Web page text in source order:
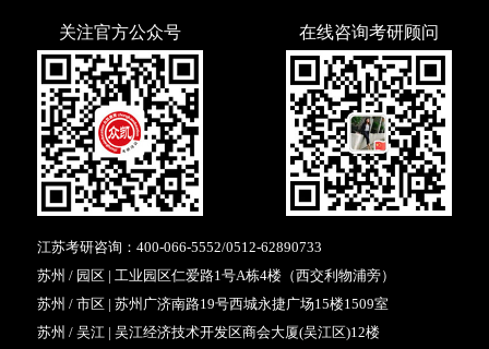
关注官方公众号 在线咨询考研顾问
江苏考研咨询： 400-066-5552/0512-62890733
苏州 / 园区 | 工业园区仁爱路1号A栋4楼（西交利物浦旁）
苏州 / 市区 | 苏州广济南路19号西城永捷广场15楼1509室
苏州 / 吴江 | 吴江经济技术开发区商会大厦(吴江区)12楼